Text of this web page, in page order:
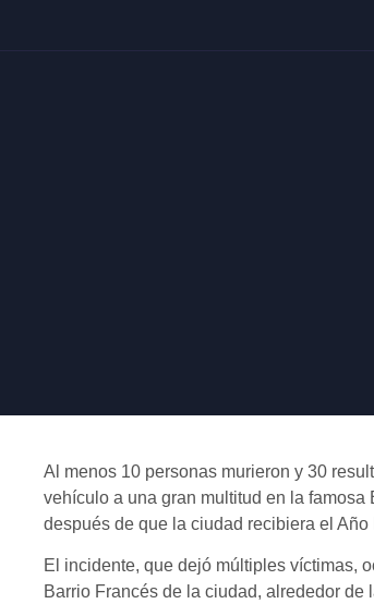
Al menos 10 personas murieron y 30
vehículo a una gran multitud en la
después de que la ciudad recibiera el Año
El incidente, que dejó múltiples víctimas,
Barrio Francés de la ciudad, alrededor de